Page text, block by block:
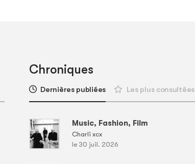
Chroniques
Dernières publiées Les plus consultées
Music, Fashion, Film
Charli xcx
le 30 juil. 2026